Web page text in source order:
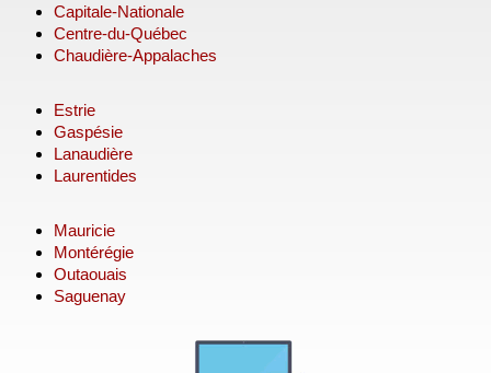
Capitale-Nationale
Centre-du-Québec
Chaudière-Appalaches
Estrie
Gaspésie
Lanaudière
Laurentides
Mauricie
Montérégie
Outaouais
Saguenay